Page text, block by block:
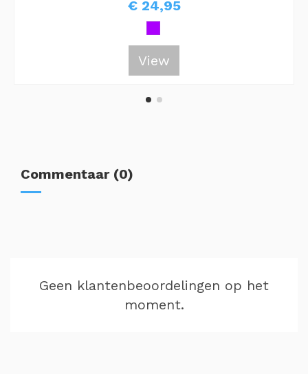
€ 24,95
View
Commentaar (0)
Geen klantenbeoordelingen op het
moment.